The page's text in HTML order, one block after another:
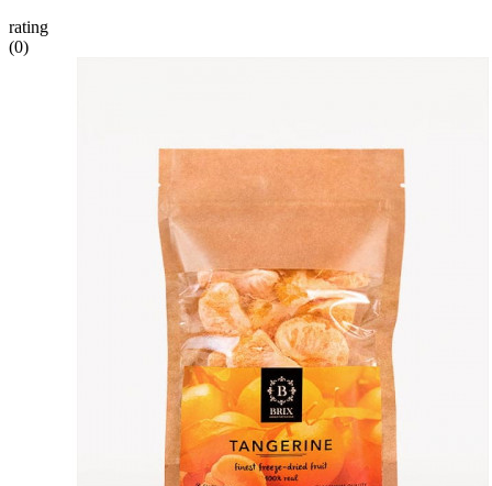
rating
(0)